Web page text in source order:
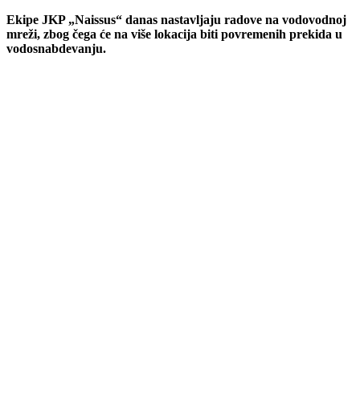
Ekipe JKP „Naissus“ danas nastavljaju radove na vodovodnoj
mreži, zbog čega će na više lokacija biti povremenih prekida u
vodosnabdevanju.